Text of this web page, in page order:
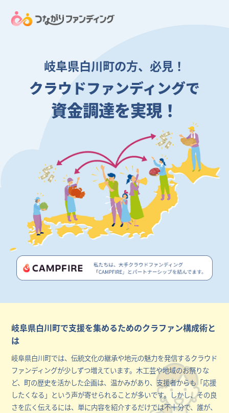
岐阜県白川町の方、必見！
クラウドファンディングで
資金調達を実現！
岐阜県白川町で支援を集めるためのクラファン構成術と
は
岐阜県白川町では、伝統文化の継承や地元の魅力を発信するクラウド
ファンディングが少しずつ増えています。木工芸や地域のお祭りな
ど、町の歴史を活かした企画は、温かみがあり、支援者からも「応援
したくなる」という声が寄せられることが多いです。しかし、その良
さを広く伝えるには、単に内容を紹介するだけでは不十分で、誰が、